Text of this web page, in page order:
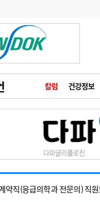
칼럼 건강정보
금주의 검색
1
의사인력
2
성분명
3
AI의료
4
전공의
인사
초대석
포토뉴스
지역병원
행정처분
2026년 하반기 인턴 모집
마취통증의학과 임기제 임상의사
약직(응급의학과 전문의) 직